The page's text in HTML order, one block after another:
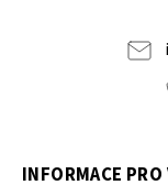
INFORMACE PRO